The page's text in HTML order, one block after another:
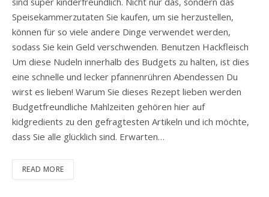
Speisekammerzutaten Sie kaufen, um sie herzustellen,
können für so viele andere Dinge verwendet werden,
sodass Sie kein Geld verschwenden. Benutzen Hackfleisch
Um diese Nudeln innerhalb des Budgets zu halten, ist dies
eine schnelle und lecker pfannenrühren Abendessen Du
wirst es lieben! Warum Sie dieses Rezept lieben werden
Budgetfreundliche Mahlzeiten gehören hier auf
kidgredients zu den gefragtesten Artikeln und ich möchte,
dass Sie alle glücklich sind. Erwarten…
READ MORE